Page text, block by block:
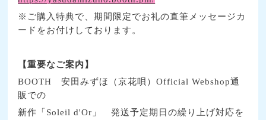
※ご購入特典で、期間限定でお礼の直筆メッセージカ
ードをお付けしております。
【重要なご案内】
BOOTH 安田みずほ（京花唄）Official Webshop通
販での
新作「 Soleil d'Or 」 発送予定期日の繰り上げ対応を